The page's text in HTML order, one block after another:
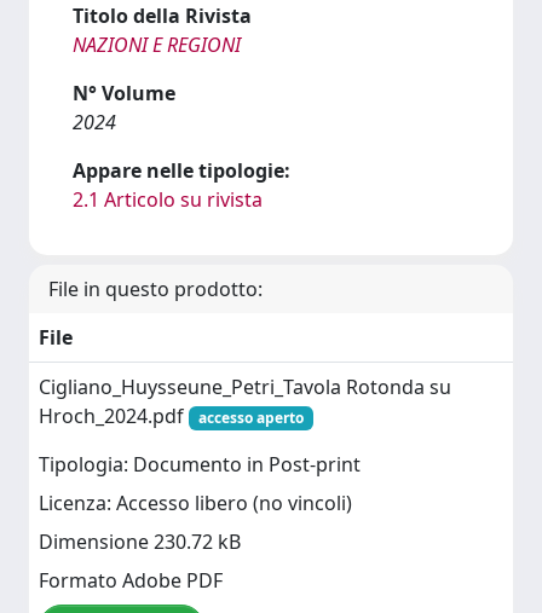
Titolo della Rivista
NAZIONI E REGIONI
N° Volume
2024
Appare nelle tipologie:
2.1 Articolo su rivista
File in questo prodotto:
File
Cigliano_Huysseune_Petri_Tavola Rotonda su
Hroch_2024.pdf
accesso aperto
Tipologia: Documento in Post-print
Licenza: Accesso libero (no vincoli)
Dimensione 230.72 kB
Formato Adobe PDF